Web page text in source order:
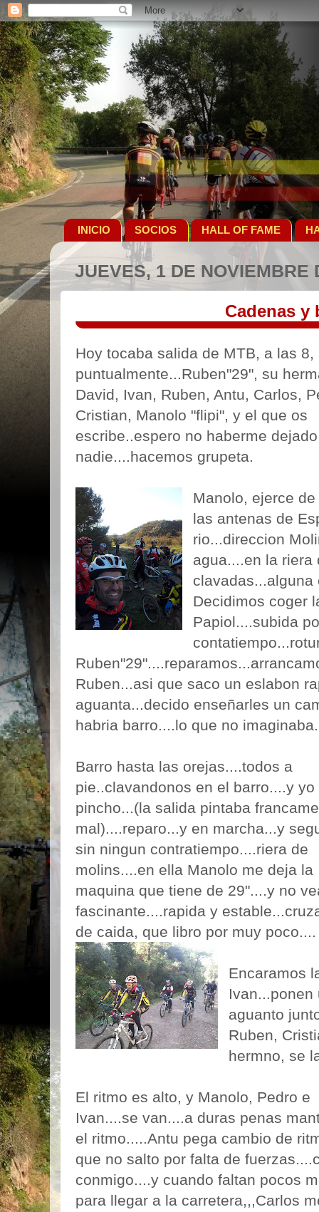
INICIO SOCIOS HALL OF FAME
JUEVES, 1 DE NOVIEMBRE
Cadenas y
Hoy tocaba salida de MTB, a las 8,
puntualmente...Ruben"29", su
David, Ivan, Ruben, Antu, Carlos,
Cristian, Manolo "flipi", y el que os
escribe..espero no haberme
nadie....hacemos grupeta.
Manolo, ejerce
las antenas de
rio...direccion
agua....en la riera
Decidimos coger
Papiol....subida
Ruben...asi que saco un eslabon
aguanta...decido enseñarles un
habria barro....lo que no
Barro hasta las orejas....todos a
pie..clavandonos en el barro....y yo
pincho...(la salida pintaba
mal)....reparo...y en marcha...y
sin ningun contratiempo....riera de
molins....en ella Manolo me deja la
maquina que tiene de 29"....y no
fascinante....rapida y
de caida, que libro por muy poco....
Encaramos
Ivan...ponen
aguanto
Ruben,
hermno, se
El ritmo es alto, y Manolo, Pedro e
Ivan....se van....a duras penas
el ritmo.....Antu pega cambio de
que no salto por falta de
conmigo....y cuando faltan pocos
para llegar a la carretera,,,Carlos